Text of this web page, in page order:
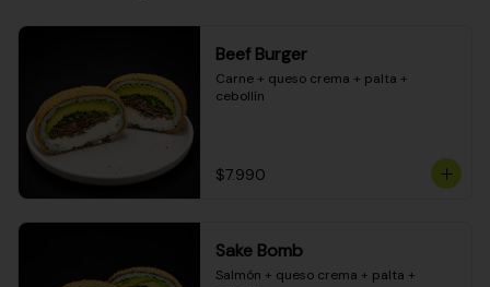
Beef Burger
Carne + queso crema + palta +
cebollín
$7.990
Sake Bomb
Salmón + queso crema + palta +